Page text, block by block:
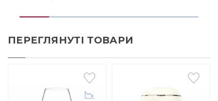
ПЕРЕГЛЯНУТІ ТОВАРИ